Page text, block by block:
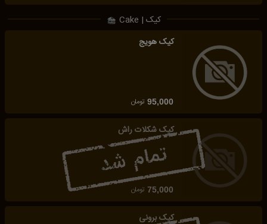
کیک | Cake
کیک هویج
95,000 تومان
کیک شکلات راش
75,000 تومان
کیک برونی